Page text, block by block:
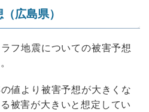
広島県）
フ地震についての被害予想
値より被害予想が大きくな
被害が大きいと想定してい